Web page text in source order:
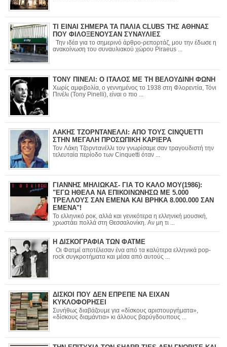
ΤΙ ΕΙΝΑΙ ΣΗΜΕΡΑ ΤΑ ΠΑΛΙΑ CLUBS ΤΗΣ ΑΘΗΝΑΣ
ΠΟΥ ΦΙΛΟΞΕΝΟΥΣΑΝ ΣΥΝΑΥΛΙΕΣ
Την ιδέα για το σημερινό άρθρο-ρεπορτάζ, μου την έδωσε η
ανακοίνωση του συναυλιακού χώρου Piraeus ...
ΤΟΝΥ ΠΙΝΕΛΙ: Ο ΙΤΑΛΟΣ ΜΕ ΤΗ ΒΕΛΟΥΔΙΝΗ ΦΩΝΗ
Χωρίς αμφιβολία, ο γεννημένος το 1938 στη Φλορεντία, Τόνι
Πινέλι (Tony Pinelli), είναι ο πιο ...
ΛΑΚΗΣ ΤΖΟΡΝΤΑΝΕΛΛΙ: ΑΠΟ ΤΟΥΣ CINQUETTI
ΣΤΗΝ ΜΕΓΑΛΗ ΠΡΟΣΩΠΙΚΗ ΚΑΡΙΕΡΑ
Τον Λάκη Τζορντανέλλι τον γνωρίσαμε σαν τραγουδιστή την
τελευταία περίοδο των Cinquetti όταν ...
ΓΙΑΝΝΗΣ ΜΗΛΙΩΚΑΣ- ΓΙΑ ΤΟ ΚΑΛΟ ΜΟΥ(1986):
"ΕΓΩ ΗΘΕΛΑ ΝΑ ΕΠΙΚΟΙΝΩΝΗΣΩ ΜΕ 5.000
ΤΡΕΛΛΟΥΣ ΣΑΝ ΕΜΕΝΑ ΚΑΙ ΒΡΗΚΑ 8.000.000 ΣΑΝ
ΕΜΕΝΑ"!
Το ελληνικό ροκ, αλλά και γενικότερα η ελληνική μουσική,
χρωστάει πολλά στη Θεσσαλονίκη. Αν μη τι ...
Η ΔΙΣΚΟΓΡΑΦΙΑ ΤΩΝ ΦΑΤΜΕ
Οι Φατμέ αποτέλεσαν ένα από τα καλύτερα ελληνικά pop-
rock συγκροτήματα και μέσα από αυτούς ...
ΔΙΣΚΟΙ ΠΟΥ ΔΕΝ ΕΠΡΕΠΕ ΝΑ ΕΙΧΑΝ
ΚΥΚΛΟΦΟΡΗΣΕΙ
Συνήθως διαβάζουμε για «δίσκους αριστουργήματα»,
«δίσκους διαμάντια» κι άλλους βαρύγδουπους ...